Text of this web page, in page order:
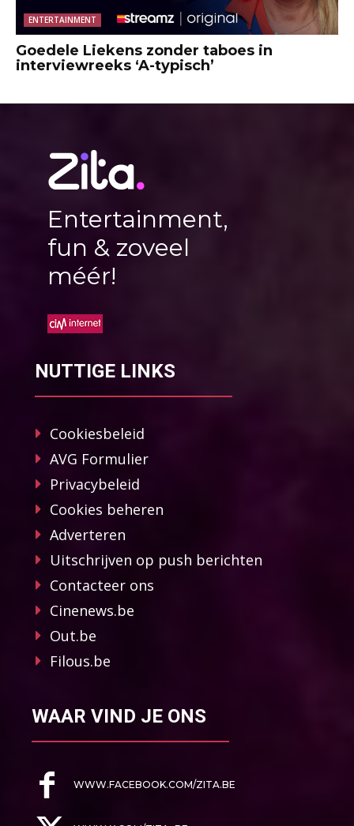
ENTERTAINMENT
Goedele Liekens zonder taboes in
interviewreeks ‘A-typisch’
Entertainment,
fun & zoveel
méér!
NUTTIGE LINKS
Cookiesbeleid
AVG Formulier
Privacybeleid
Cookies beheren
Adverteren
Uitschrijven op push berichten
Contacteer ons
Cinenews.be
Out.be
Filous.be
WAAR VIND JE ONS
WWW.FACEBOOK.COM/ZITA.BE